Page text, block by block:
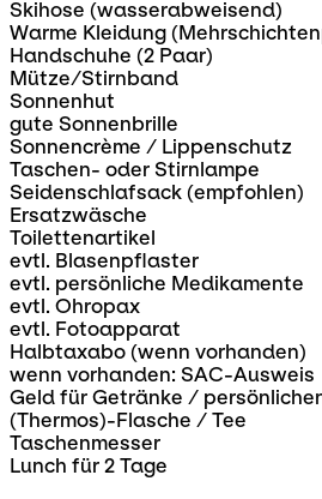
Skihose (wasserabweisend)
Warme Kleidung
Handschuhe (2 Paar)
Mütze/Stirnband
Sonnenhut
gute Sonnenbrille
Sonnencrème / Lippenschutz
Taschen- oder Stirnlampe
Seidenschlafsack (empfohlen)
Ersatzwäsche
Toilettenartikel
evtl. Blasenpflaster
evtl. persönliche Medikamente
evtl. Ohropax
evtl. Fotoapparat
Halbtaxabo (wenn vorhanden)
wenn vorhanden: SAC-Ausweis
Geld für Getränke /
(Thermos)-Flasche / Tee
Taschenmesser
Lunch für 2 Tage